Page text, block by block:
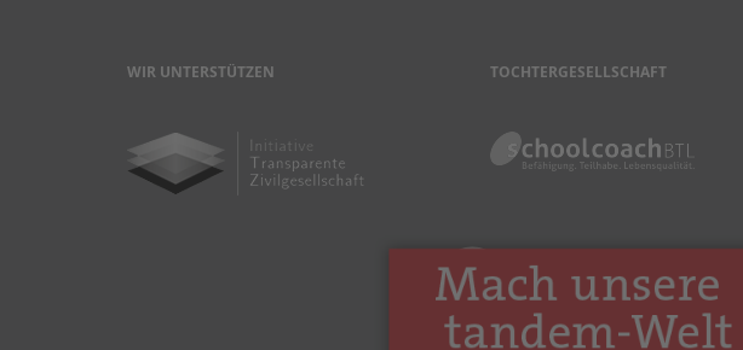
WIR UNTERSTÜTZEN TOCHTERGESELLSCHAFT
nach oben